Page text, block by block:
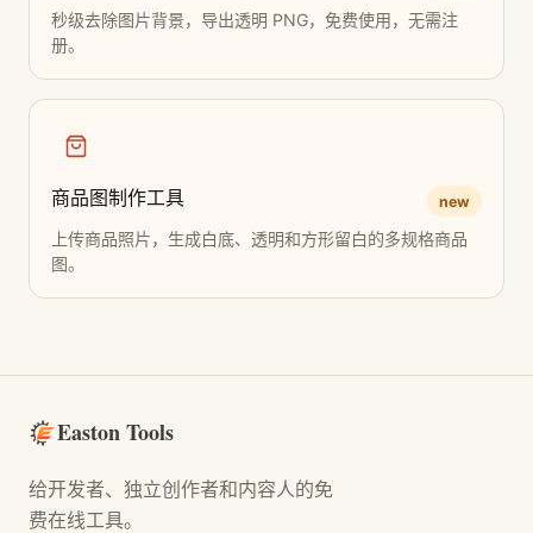
秒级去除图片背景，导出透明 PNG，免费使用，无需注
册。
商品图制作工具 new
上传商品照片，生成白底、透明和方形留白的多规格商品
图。
Easton Tools
给开发者、独立创作者和内容人的免
费在线工具。